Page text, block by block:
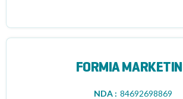
FORMIA
NDA : 84692698869